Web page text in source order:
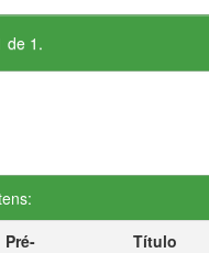
de 1.
Pré-
Título